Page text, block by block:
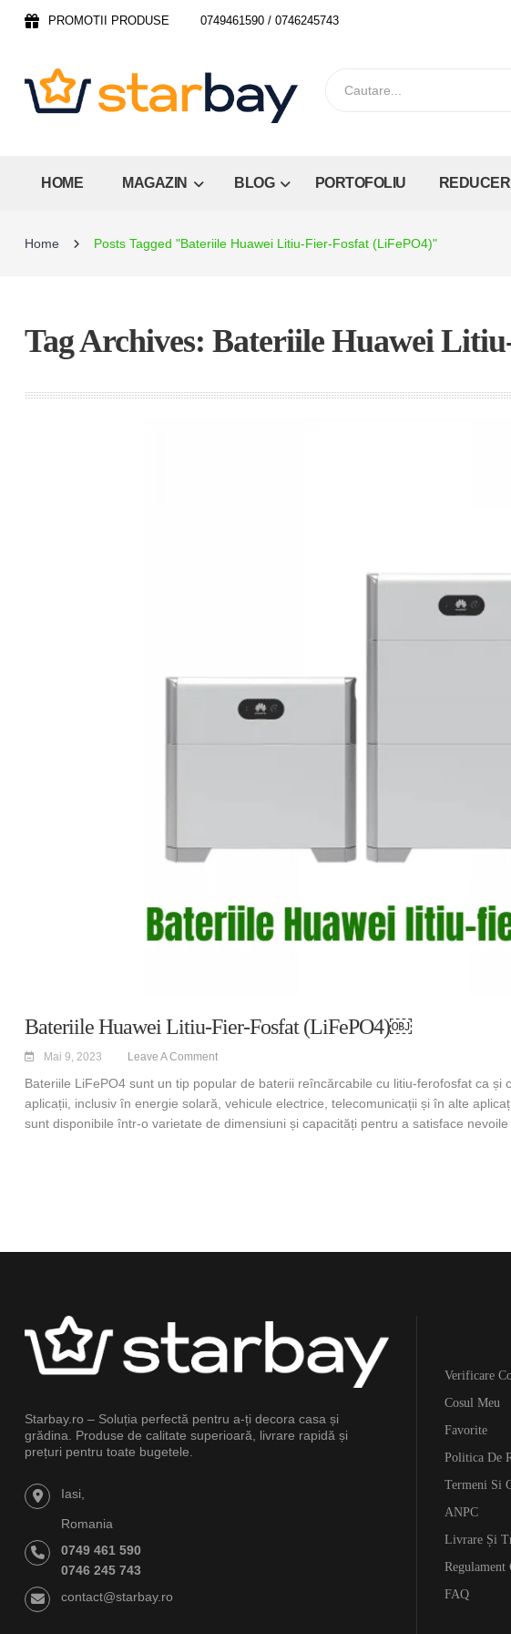
PROMOTII PRODUSE 0749461590 / 0746245743
HOME MAGAZIN BLOG PORTOFOLIU REDUCERI
Home Posts Tagged "Bateriile Huawei Litiu-Fier-Fosfat (LiFePO4)"
Tag Archives: Bateriile Huawei
Bateriile Huawei Litiu-Fier-Fosfat (LiFePO4)￼
Mai 9, 2023 Leave A Comment
Bateriile LiFePO4 sunt un tip popular de baterii reîncărcabile cu litiu-ferofosfat ca
aplicații, inclusiv în energie solară, vehicule electrice, telecomunicații și în alte
sunt disponibile într-o varietate de dimensiuni și capacități pentru a satisface
Starbay.ro – Soluția perfectă pentru a-ți decora casa și
grădina. Produse de calitate superioară, livrare rapidă și
prețuri pentru toate bugetele.
Iasi,
Romania
0749 461 590
0746 245 743
contact@starbay.ro
Verificare
Cosul Meu
Favorite
Politica De
Termeni Si
ANPC
Livrare Și
Regulament
FAQ